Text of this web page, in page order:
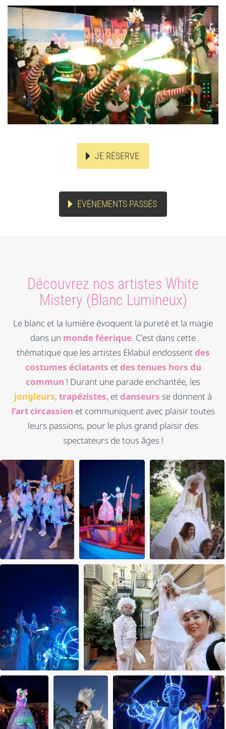
JE RÉSERVE
ÉVÉNEMENTS PASSÉS
Découvrez nos artistes White
Mistery (Blanc Lumineux)
Le blanc et la lumière évoquent la pureté et la magie
dans un monde féerique. C’est dans cette
thématique que les artistes Eklabul endossent des
costumes éclatants et des tenues hors du
commun ! Durant une parade enchantée, les
jongleurs, trapézistes, et danseurs se donnent à
l’art circassien et communiquent avec plaisir toutes
leurs passions, pour le plus grand plaisir des
spectateurs de tous âges !